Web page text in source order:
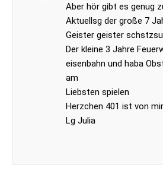
Aber hör gibt es genug
Aktuellsg der große 7
Geister geister
Der kleine 3 Jahre
eisenbahn und haba
am
Liebsten spielen
Herzchen 401 ist von mir
Lg Julia